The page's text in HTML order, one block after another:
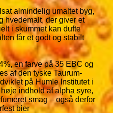
almindelig umaltet byg,
hvedemalt, der giver et
i skummet kan dufte
får et godt og stabilt
en farve på 35 EBC og
af den tyske Taurum-
på Humle Institutet i
indhold af alpha syre,
smag – også derfor
bier